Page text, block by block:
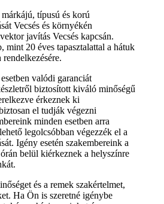
típusú és korú
Vecsés és környékén
javítás Vecsés kapcsán.
mint 20 éves tapasztalattal a hátuk
valódi garanciát
biztosított kiváló minőségű
érkeznek ki
el tudják végezni
minden esetben arra
legolcsóbban végezzék el a
Igény esetén szakembereink a
belül kiérkeznek a helyszínre
és a remek szakértelmet,
Ha Ön is szeretné igénybe